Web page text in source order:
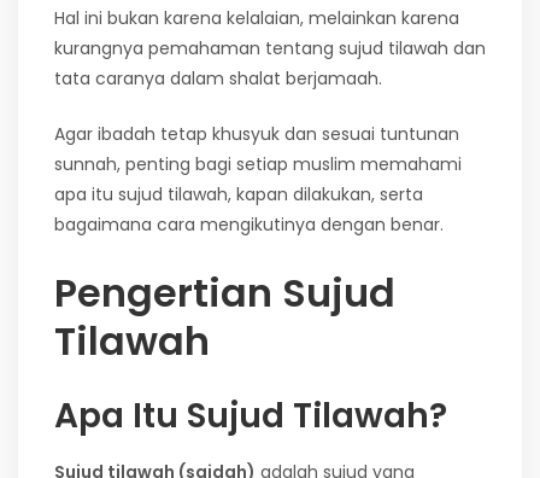
Hal ini bukan karena kelalaian, melainkan karena
kurangnya pemahaman tentang sujud tilawah dan
tata caranya dalam shalat berjamaah.
Agar ibadah tetap khusyuk dan sesuai tuntunan
sunnah, penting bagi setiap muslim memahami
apa itu sujud tilawah, kapan dilakukan, serta
bagaimana cara mengikutinya dengan benar.
Pengertian Sujud
Tilawah
Apa Itu Sujud Tilawah?
Sujud tilawah (sajdah) adalah sujud yang